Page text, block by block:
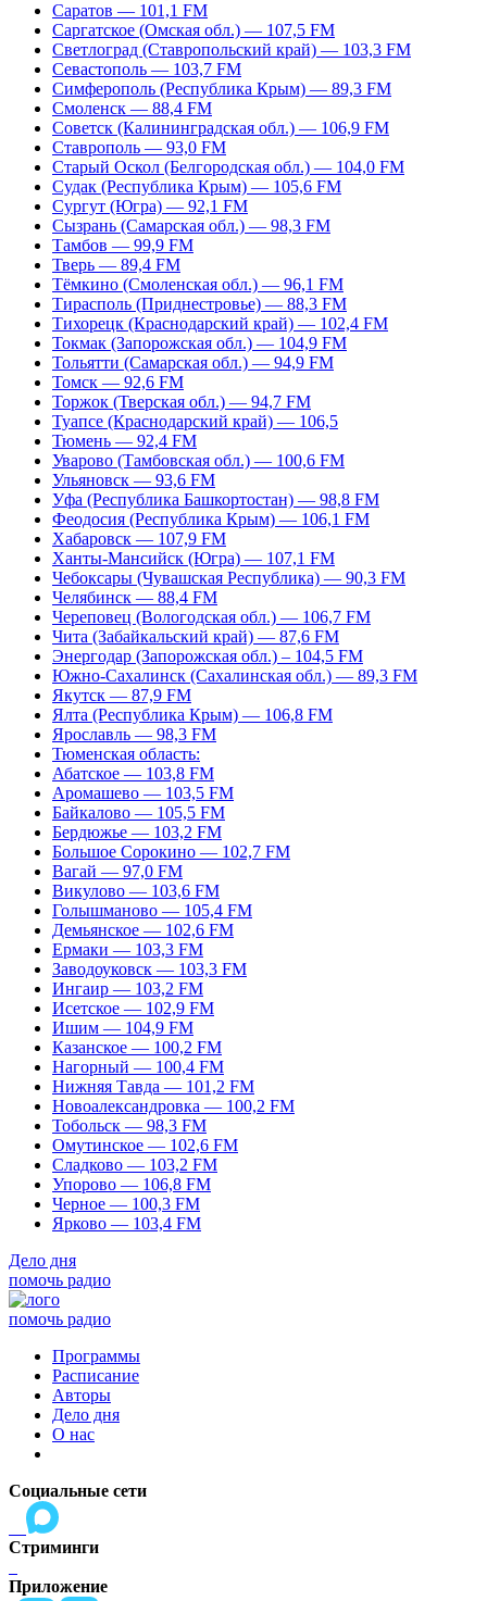
Саратов — 101,1 FM
Саргатское (Омская обл.) — 107,5 FM
Светлоград (Ставропольский край) — 103,3 FM
Севастополь — 103,7 FM
Симферополь (Республика Крым) — 89,3 FM
Смоленск — 88,4 FM
Советск (Калининградская обл.) — 106,9 FM
Ставрополь — 93,0 FM
Старый Оскол (Белгородская обл.) — 104,0 FM
Судак (Республика Крым) — 105,6 FM
Сургут (Югра) — 92,1 FM
Сызрань (Самарская обл.) — 98,3 FM
Тамбов — 99,9 FM
Тверь — 89,4 FM
Тёмкино (Смоленская обл.) — 96,1 FM
Тирасполь (Приднестровье) — 88,3 FM
Тихорецк (Краснодарский край) — 102,4 FM
Токмак (Запорожская обл.) — 104,9 FM
Тольятти (Самарская обл.) — 94,9 FM
Томск — 92,6 FM
Торжок (Тверская обл.) — 94,7 FM
Туапсе (Краснодарский край) — 106,5
Тюмень — 92,4 FM
Уварово (Тамбовская обл.) — 100,6 FM
Ульяновск — 93,6 FM
Уфа (Республика Башкортостан) — 98,8 FM
Феодосия (Республика Крым) — 106,1 FM
Хабаровск — 107,9 FM
Ханты-Мансийск (Югра) — 107,1 FM
Чебоксары (Чувашская Республика) — 90,3 FM
Челябинск — 88,4 FM
Череповец (Вологодская обл.) — 106,7 FM
Чита (Забайкальский край) — 87,6 FM
Энергодар (Запорожская обл.) – 104,5 FM
Южно-Сахалинск (Сахалинская обл.) — 89,3 FM
Якутск — 87,9 FM
Ялта (Республика Крым) — 106,8 FM
Ярославль — 98,3 FM
Тюменская область:
Абатское — 103,8 FM
Аромашево — 103,5 FM
Байкалово — 105,5 FM
Бердюжье — 103,2 FM
Большое Сорокино — 102,7 FM
Вагай — 97,0 FM
Викулово — 103,6 FM
Голышманово — 105,4 FM
Демьянское — 102,6 FM
Ермаки — 103,3 FM
Заводоуковск — 103,3 FM
Ингаир — 103,2 FM
Исетское — 102,9 FM
Ишим — 104,9 FM
Казанское — 100,2 FM
Нагорный — 100,4 FM
Нижняя Тавда — 101,2 FM
Новоалександровка — 100,2 FM
Тобольск — 98,3 FM
Омутинское — 102,6 FM
Сладково — 103,2 FM
Упорово — 106,8 FM
Черное — 100,3 FM
Ярково — 103,4 FM
Дело дня
помочь радио
помочь радио
Программы
Расписание
Авторы
Дело дня
О нас
Социальные сети
Стриминги
Приложение